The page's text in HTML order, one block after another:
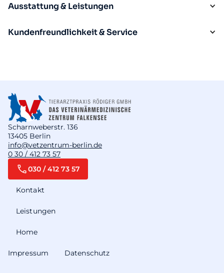
Ausstattung & Leistungen
Kundenfreundlichkeit & Service
Scharnweberstr. 136
13405 Berlin
info@vetzentrum-berlin.de
0 30 / 412 73 57
Home
Leistungen
Kontakt
030 / 412 73 57
Impressum Datenschutz